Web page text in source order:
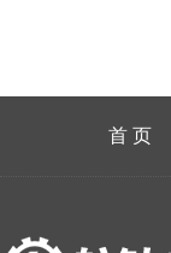
首 页